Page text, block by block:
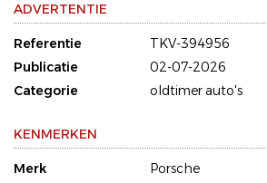
ADVERTENTIE
Referentie
TKV-394956
Publicatie
02-07-2026
Categorie
oldtimer auto's
KENMERKEN
Merk
Porsche